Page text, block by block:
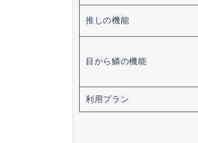
推しの機能
目から鱗の機能
利用プラン